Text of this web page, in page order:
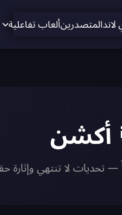
المتصدرينألعاب تفاعلية
أكشن
تحديات لا تنتهي وإثارة